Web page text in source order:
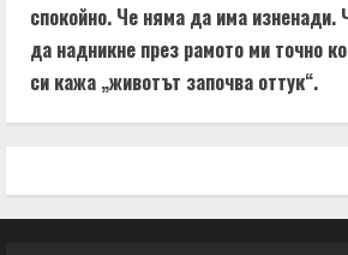
спокойно. Че няма да има изненади.
да надникне през рамото ми точно
си кажа „животът започва оттук“.